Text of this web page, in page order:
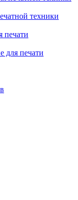
техники
печати
для печати